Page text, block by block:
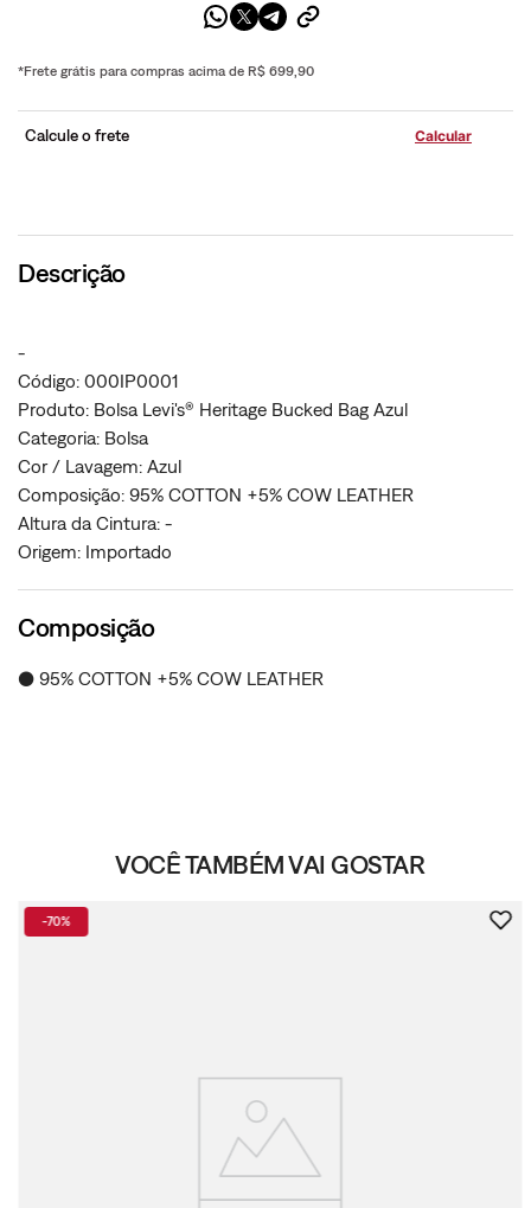
*Frete grátis para compras acima de R$ 699,90
Calcule o frete
Descrição
-
Código: 000IP0001
Produto: Bolsa Levi's® Heritage Bucked Bag Azul
Categoria: Bolsa
Cor / Lavagem: Azul
Composição: 95% COTTON +5% COW LEATHER
Altura da Cintura: -
Origem: Importado
Composição
● 95% COTTON +5% COW LEATHER
VOCÊ TAMBÉM VAI GOSTAR
-70%